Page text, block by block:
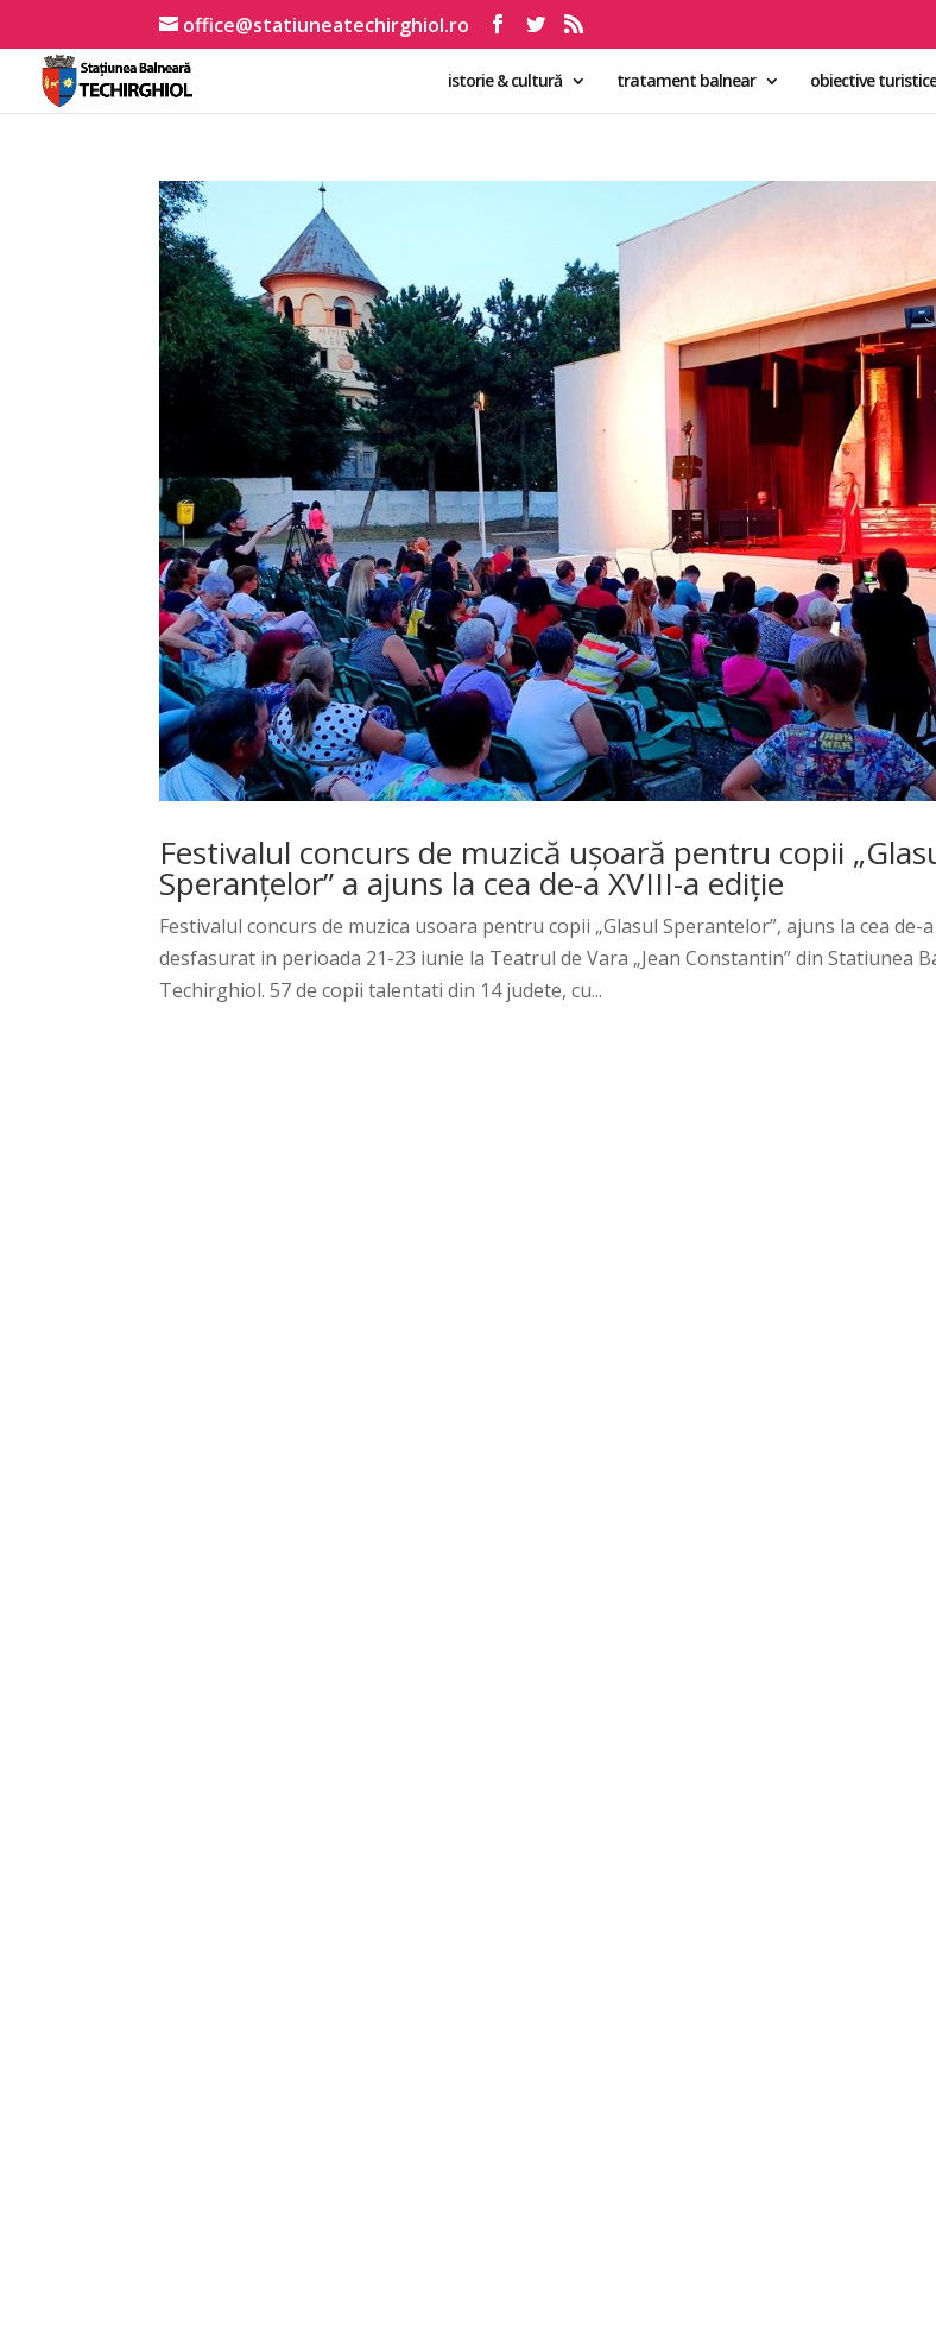
office@statiuneatechirghiol.ro
istorie & cultură tratament balnear obiective turistice
Festivalul concurs de muzică ușoară pentru copii
Speranțelor” a ajuns la cea de-a XVIII-a ediție
Festivalul concurs de muzica usoara pentru copii „Glasul Sperantelor”, ajuns la cea de-
desfasurat in perioada 21-23 iunie la Teatrul de Vara „Jean Constantin” din Statiunea
Techirghiol. 57 de copii talentati din 14 judete, cu...